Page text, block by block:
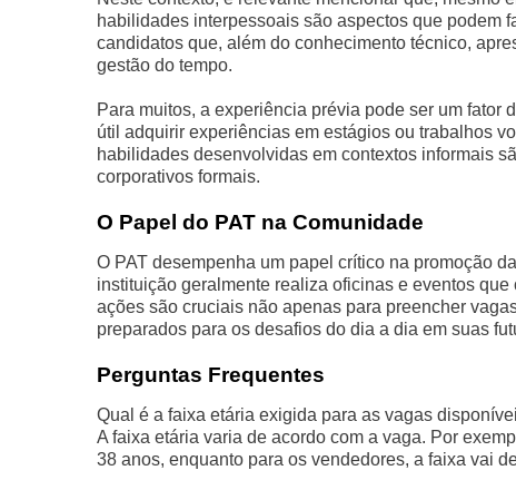
habilidades interpessoais são aspectos que podem
candidatos que, além do conhecimento técnico,
gestão do tempo.
Para muitos, a experiência prévia pode ser um
útil adquirir experiências em estágios ou trabalhos
habilidades desenvolvidas em contextos informais
corporativos formais.
O Papel do PAT na Comunidade
O PAT desempenha um papel crítico na promoção
instituição geralmente realiza oficinas e eventos
ações são cruciais não apenas para preencher
preparados para os desafios do dia a dia em suas
Perguntas Frequentes
Qual é a faixa etária exigida para as vagas
A faixa etária varia de acordo com a vaga. Por
38 anos, enquanto para os vendedores, a faixa vai